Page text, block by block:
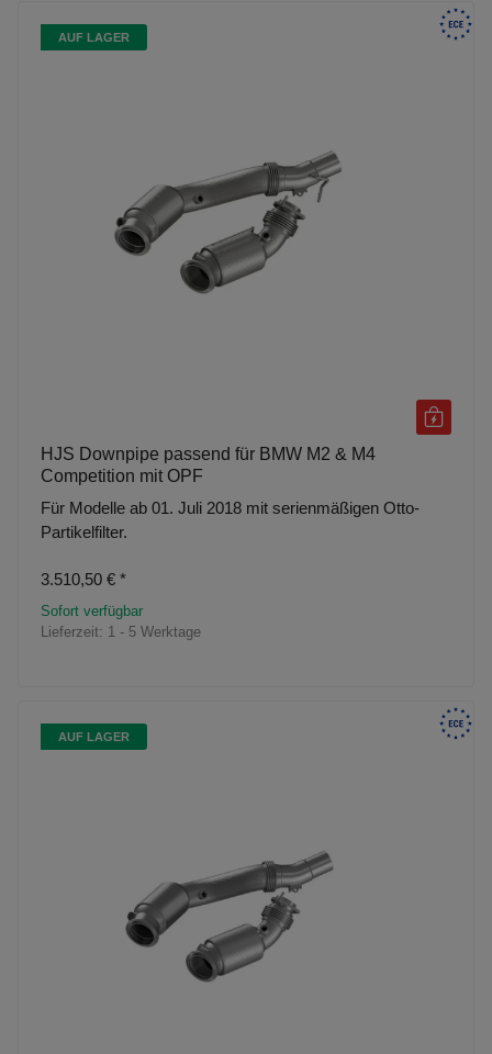
AUF LAGER
HJS Downpipe passend für BMW M2 & M4
Competition mit OPF
Für Modelle ab 01. Juli 2018 mit serienmäßigen Otto-
Partikelfilter.
3.510,50 € *
Sofort verfügbar
Lieferzeit: 1 - 5 Werktage
AUF LAGER